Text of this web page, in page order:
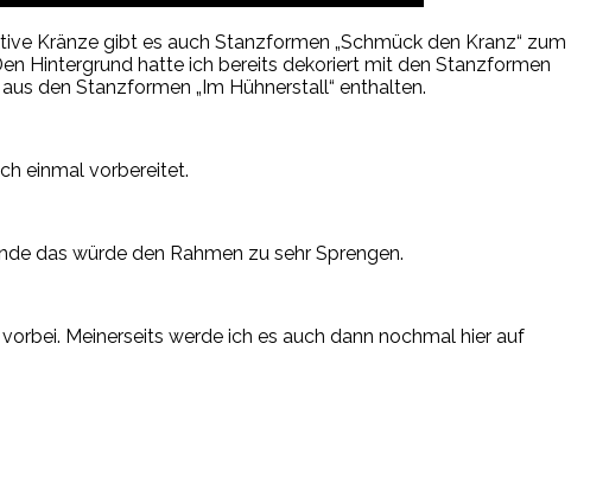
Kränze gibt es auch Stanzformen „Schmück den Kranz“ zum
Hintergrund hatte ich bereits dekoriert mit den Stanzformen
den Stanzformen „Im Hühnerstall“ enthalten.
einmal vorbereitet.
das würde den Rahmen zu sehr Sprengen.
Meinerseits werde ich es auch dann nochmal hier auf